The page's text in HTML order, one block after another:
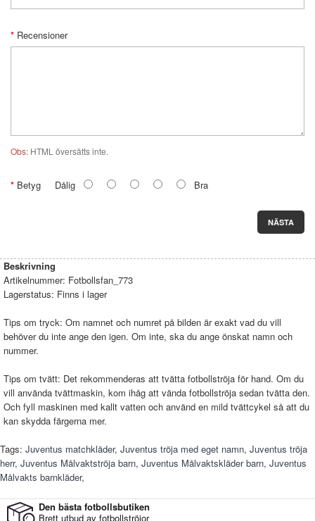
Recensioner
Obs: HTML översätts inte.
Betyg Dålig Bra
NÄSTA
Beskrivning
Artikelnummer: Fotbollsfan_773
Lagerstatus: Finns i lager
Tips om tryck: Om namnet och numret på bilden är exakt vad du vill
behöver du inte ange den igen. Om inte, ska du ange önskat namn och
nummer.
Tips om tvätt: Det rekommenderas att tvätta fotbollströja för hand. Om du
vill använda tvättmaskin, kom ihåg att vända fotbollströja sedan tvätta den.
Och fyll maskinen med kallt vatten och använd en mild tvättcykel så att du
kan skydda färgerna mer.
Tags: Juventus matchkläder, Juventus tröja med eget namn, Juventus tröja
herr, Juventus Målvaktströja barn, Juventus Målvaktskläder barn, Juventus
Målvakts barnkläder,
Den bästa fotbollsbutiken
Brett utbud av fotbollströjor